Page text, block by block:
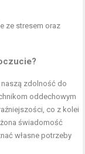
ze stresem oraz
naszą zdolność do
oddechowym
co z kolei
świadomość
własne potrzeby